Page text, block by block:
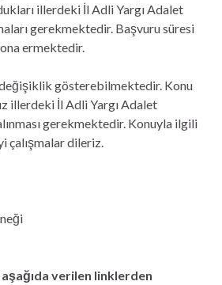
illerdeki İl Adli Yargı Adalet
gerekmektedir. Başvuru süresi
ermektedir.
gösterebilmektedir. Konu
illerdeki İl Adli Yargı Adalet
gerekmektedir. Konuyla ilgili
çalışmalar dileriz.
verilen linklerden